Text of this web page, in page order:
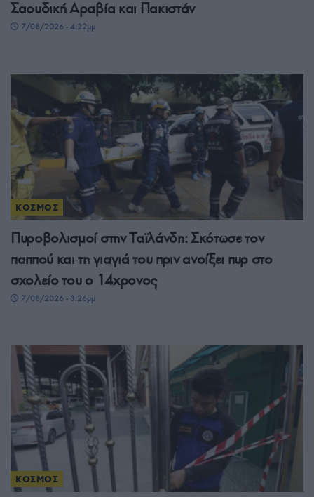
Σαουδική Αραβία και Πακιστάν
7/08/2026 - 4:22μμ
ΚΟΣΜΟΣ
Πυροβολισμοί στην Ταϊλάνδη: Σκότωσε τον
παππού και τη γιαγιά του πριν ανοίξει πυρ στο
σχολείο του ο 14χρονος
7/08/2026 - 3:26μμ
ΚΟΣΜΟΣ